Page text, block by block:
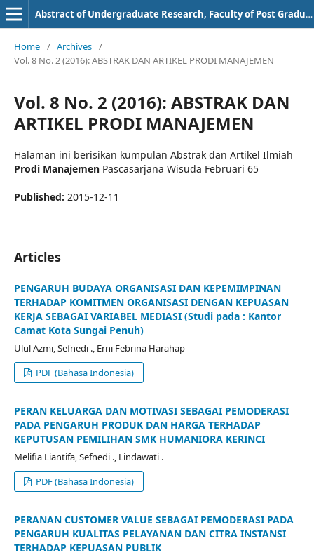
Abstract of Undergraduate Research, Faculty of Post Graduate, Bung Hatta University
Home / Archives /
Vol. 8 No. 2 (2016): ABSTRAK DAN ARTIKEL PRODI MANAJEMEN
Vol. 8 No. 2 (2016): ABSTRAK DAN
ARTIKEL PRODI MANAJEMEN
Halaman ini berisikan kumpulan Abstrak dan Artikel Ilmiah
Prodi Manajemen Pascasarjana Wisuda Februari 65
Published: 2015-12-11
Articles
PENGARUH BUDAYA ORGANISASI DAN KEPEMIMPINAN
TERHADAP KOMITMEN ORGANISASI DENGAN KEPUASAN
KERJA SEBAGAI VARIABEL MEDIASI (Studi pada : Kantor
Camat Kota Sungai Penuh)
Ulul Azmi, Sefnedi ., Erni Febrina Harahap
PDF (Bahasa Indonesia)
PERAN KELUARGA DAN MOTIVASI SEBAGAI PEMODERASI
PADA PENGARUH PRODUK DAN HARGA TERHADAP
KEPUTUSAN PEMILIHAN SMK HUMANIORA KERINCI
Melifia Liantifa, Sefnedi ., Lindawati .
PDF (Bahasa Indonesia)
PERANAN CUSTOMER VALUE SEBAGAI PEMODERASI PADA
PENGARUH KUALITAS PELAYANAN DAN CITRA INSTANSI
TERHADAP KEPUASAN PUBLIK